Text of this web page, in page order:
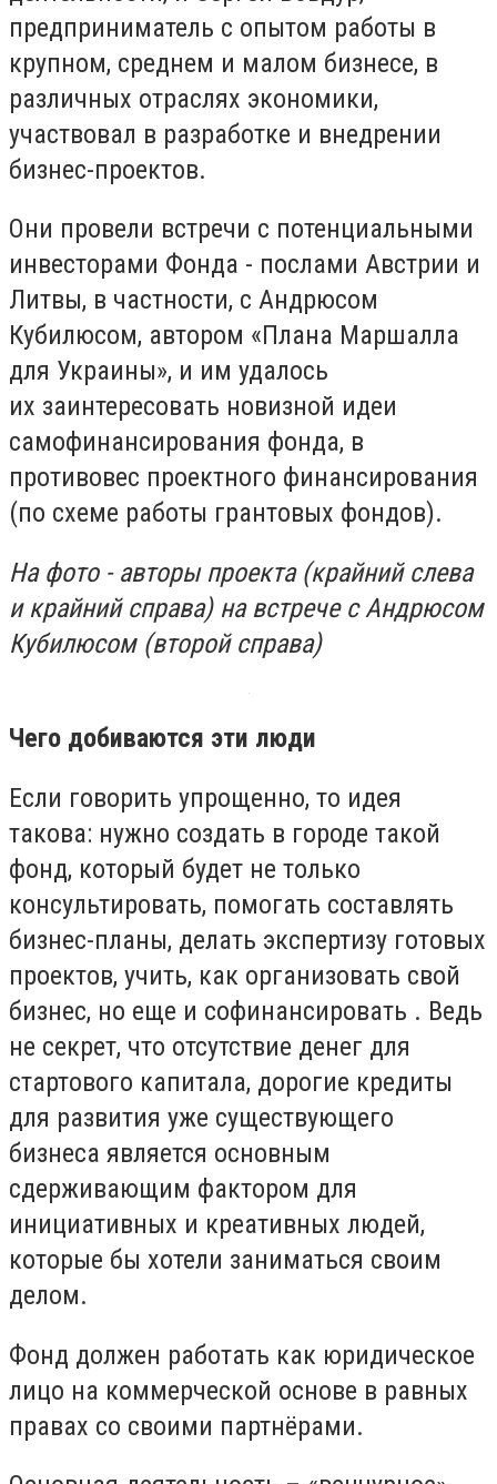
предприниматель с опытом работы в
крупном, среднем и малом бизнесе, в
различных отраслях экономики,
участвовал в разработке и внедрении
бизнес-проектов.
Они провели встречи с потенциальными
инвесторами Фонда - послами Австрии и
Литвы, в частности, с Андрюсом
Кубилюсом, автором «Плана Маршалла
для Украины», и им удалось
их заинтересовать новизной идеи
самофинансирования фонда, в
противовес проектного финансирования
(по схеме работы грантовых фондов).
На фото - авторы проекта (крайний слева
и крайний справа) на встрече с Андрюсом
Кубилюсом (второй справа)
Чего добиваются эти люди
Если говорить упрощенно, то идея
такова: нужно создать в городе такой
фонд, который будет не только
консультировать, помогать составлять
бизнес-планы, делать экспертизу готовых
проектов, учить, как организовать свой
бизнес, но еще и софинансировать . Ведь
не секрет, что отсутствие денег для
стартового капитала, дорогие кредиты
для развития уже существующего
бизнеса является основным
сдерживающим фактором для
инициативных и креативных людей,
которые бы хотели заниматься своим
делом.
Фонд должен работать как юридическое
лицо на коммерческой основе в равных
правах со своими партнёрами.